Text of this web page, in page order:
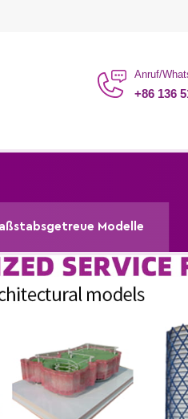
Anruf/
+86 136
Modelle